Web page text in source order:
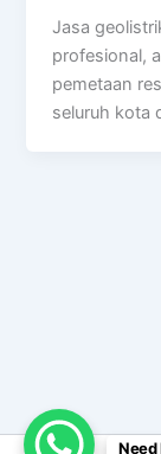
Jasa
profesional,
pemetaan
seluruh kota
Need